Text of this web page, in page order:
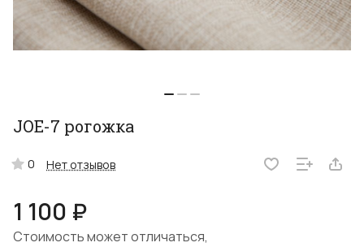
JOE-7 рогожка
0 Нет отзывов
1 100 ₽
Стоимость может отличаться,